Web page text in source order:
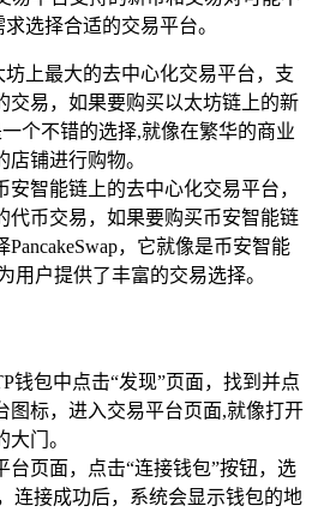
选择合适的交易平台。
坊上最大的去中心化交易平台，支
交易，如果要购买以太坊链上的新
个不错的选择,就像在繁华的商业
铺进行购物。
安智能链上的去中心化交易平台，
代币交易，如果要购买币安智能链
PancakeSwap，它就像是币安智能
用户提供了丰富的交易选择。
钱包中点击“发现”页面，找到并点
图标，进入交易平台页面,就像打开
门。
台页面，点击“连接钱包”按钮，选
连接成功后，系统会显示钱包的地